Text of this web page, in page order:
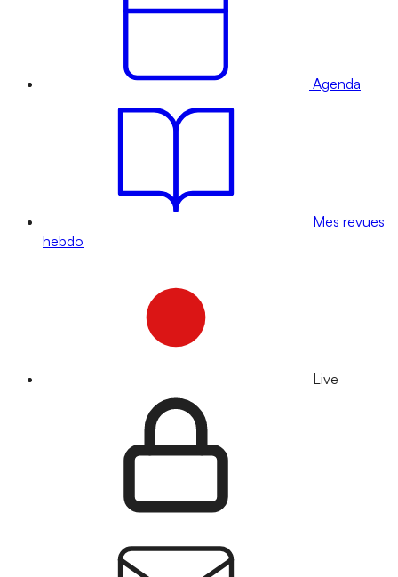
Agenda
Mes revues
hebdo
Live